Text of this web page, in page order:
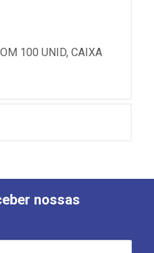
100 UNID, CAIXA
nossas